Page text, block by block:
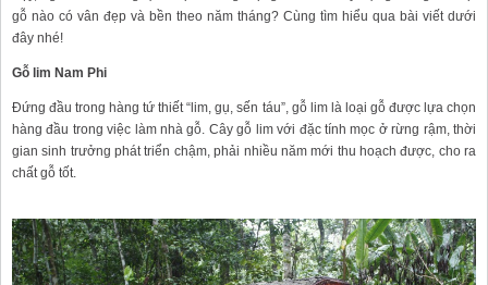
gỗ nào có vân đẹp và bền theo năm tháng? Cùng tìm hiểu qua bài viết dưới
đây nhé!
Gỗ lim Nam Phi
Đứng đầu trong hàng tứ thiết “lim, gụ, sến táu”, gỗ lim là loại gỗ được lựa chọn
hàng đầu trong việc làm nhà gỗ. Cây gỗ lim với đặc tính mọc ở rừng rậm, thời
gian sinh trưởng phát triển chậm, phải nhiều năm mới thu hoạch được, cho ra
chất gỗ tốt.